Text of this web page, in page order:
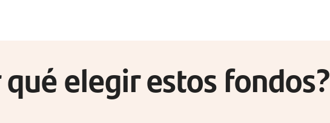
qué elegir estos fondos?